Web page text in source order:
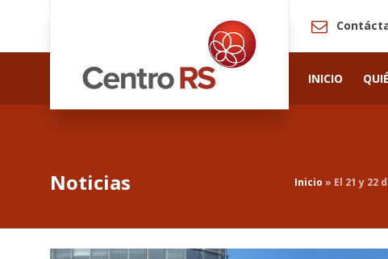
INICIO
Noticias Inicio » El 21 y